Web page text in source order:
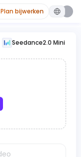
Plan bijwerken
Seedance2.0 Mini